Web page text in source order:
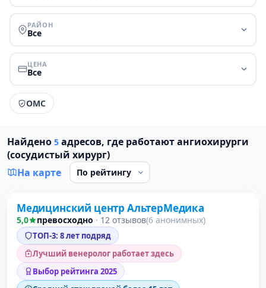
РАЙОН
Все
ЦЕНА
Все
ОМС
Найдено 5 адресов, где работают ангиохирурги
(сосудистый хирург)
На карте
Проверено давно
1 место в рейтинге
Медицинский центр АльтерМедика
5,0 превосходно · 12 отзывов(6 анонимных)
ТОП-3: 8 лет подряд
Лучший венеролог работает здесь
Выбор рейтинга 2025